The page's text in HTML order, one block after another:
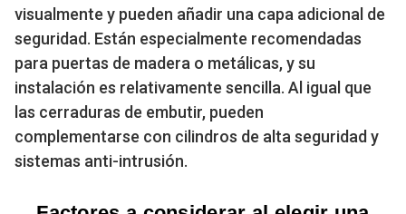
visualmente y pueden añadir una capa adicional de
seguridad. Están especialmente recomendadas
para puertas de madera o metálicas, y su
instalación es relativamente sencilla. Al igual que
las cerraduras de embutir, pueden
complementarse con cilindros de alta seguridad y
sistemas anti-intrusión.